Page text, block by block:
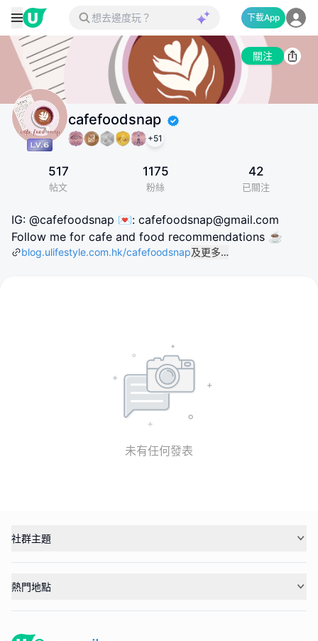
下載App
關注
cafefoodsnap
+51
517
帖文
1175
粉絲
42
已關注
IG: @cafefoodsnap 💌: cafefoodsnap@gmail.com
Follow me for cafe and food recommendations ☕️
blog.ulifestyle.com.hk/cafefoodsnap及更多…
未有任何發表
社群主題
熱門地點